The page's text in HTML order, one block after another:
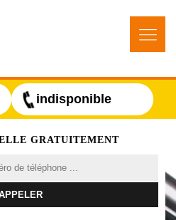
indisponible
GRATUITEMENT